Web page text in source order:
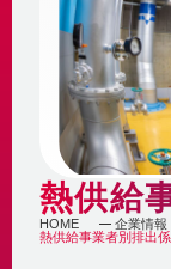
お知らせ
メディア
更新情報
熱供給
ご挨拶
みなとみら
脱炭素への
脱炭素関
最新鋭設
省エネ・省
事業概要 ～
地域冷暖
個別冷暖
企業情報
会社概要
熱供給
HOME 企業情報
熱供給事業者別排出